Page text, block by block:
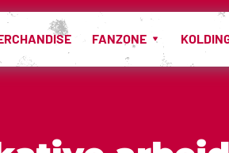
FANZONE